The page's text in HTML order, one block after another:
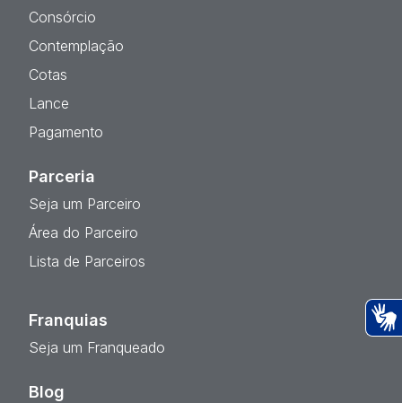
Consórcio
Contemplação
Cotas
Lance
Pagamento
Parceria
Seja um Parceiro
Área do Parceiro
Lista de Parceiros
Franquias
Seja um Franqueado
Blog